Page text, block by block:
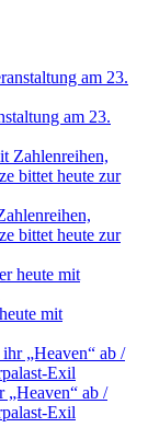
am 23.
bittet heute zur
mit
„Heaven“ ab /
Exil